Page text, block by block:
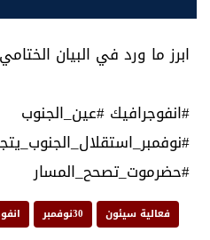
ابرز ما ورد في البيان
#انفوجرافيك #عين_الجنوب
فعالية سيئون 30نوفمبر